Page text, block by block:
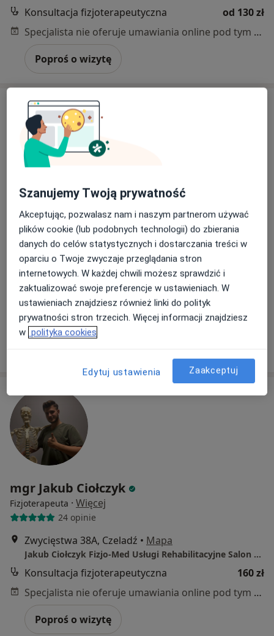
Konsultacja fizjoterapeutyczna
od 130 zł
Specjalista nie oferuje umawiania online pod tym adresem.
Poproś o wizytę
Bezpieczne płatności
mgr Oskar Miśta
Fizjoterapeuta· Więcej
51 opinii
Ułańska 7A, Katowice• Mapa
Centrum Sportu i Rehabilitacji Vita 1000 SP. Z O.O.
Konsultacja fizjoterapeutyczna
mgr Jakub Ciołczyk
Fizjoterapeuta · Więcej
24 opinie
Zwycięstwa 38A, Czeladź • Mapa
Jakub Ciołczyk Fizjo-Med Usługi Rehabilitacyjne Salon Medyczny
Konsultacja fizjoterapeutyczna
160 zł
Specjalista nie oferuje umawiania online pod tym adresem.
Poproś o wizytę
Szanujemy Twoją prywatność
Akceptując, pozwalasz nam i naszym partnerom używać
plików cookie (lub podobnych technologii) do zbierania
danych do celów statystycznych i dostarczania treści w
oparciu o Twoje zwyczaje przeglądania stron
internetowych. W każdej chwili możesz sprawdzić i
zaktualizować swoje preferencje w ustawieniach. W
ustawieniach znajdziesz również linki do polityk
prywatności stron trzecich. Więcej informacji znajdziesz
w polityka cookies
Edytuj ustawienia Zaakceptuj